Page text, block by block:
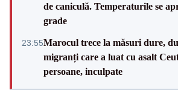
de caniculă. Temperaturile se
grade
23:55Marocul trece la măsuri dure,
migranți care a luat cu asalt
persoane, inculpate